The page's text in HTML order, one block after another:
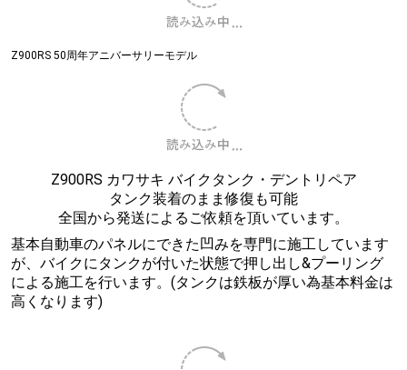
バイク持ち込み・全国から受け付けて